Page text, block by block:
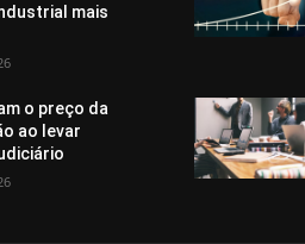
mais
o preço da
ao levar